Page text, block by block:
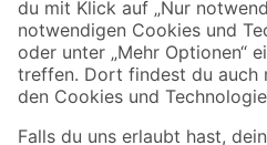
Jetzt die toom-App herunterladen